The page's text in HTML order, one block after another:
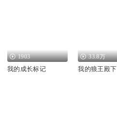
1903
我的成长标记
33.8万
我的狼王殿下